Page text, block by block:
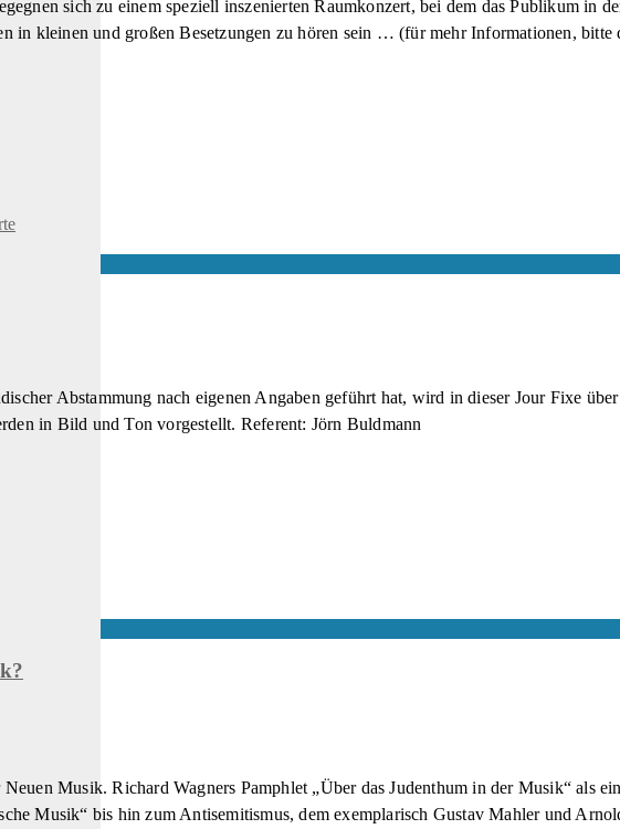
sich zu einem speziell inszenierten Raumkonzert, bei dem das Publikum in
in kleinen und großen Besetzungen zu hören sein … (für mehr Informationen,
Abstammung nach eigenen Angaben geführt hat, wird in dieser Jour Fixe
in Bild und Ton vorgestellt. Referent: Jörn Buldmann
Musik. Richard Wagners Pamphlet „Über das Judenthum in der Musik“ als
Musik“ bis hin zum Antisemitismus, dem exemplarisch Gustav Mahler und